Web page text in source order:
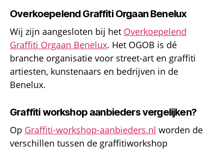
Overkoepelend Graffiti Orgaan Benelux
Wij zijn aangesloten bij het Overkoepelend
Graffiti Orgaan Benelux. Het OGOB is dé
branche organisatie voor street-art en graffiti
artiesten, kunstenaars en bedrijven in de
Benelux.
Graffiti workshop aanbieders vergelijken?
Op Graffiti-workshop-aanbieders.nl worden de
verschillen tussen de graffitiworkshop